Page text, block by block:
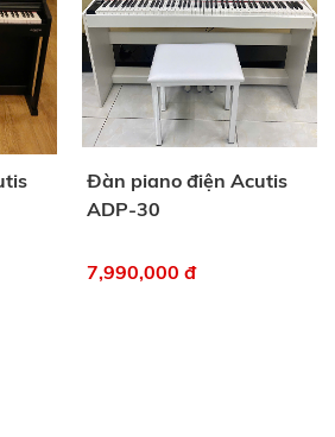
Đàn piano điện Acutis
ADP-30
7,990,000 đ